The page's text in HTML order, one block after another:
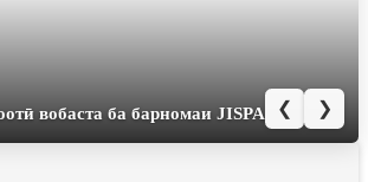
ва ХБА (JISPA)
❮ ❯